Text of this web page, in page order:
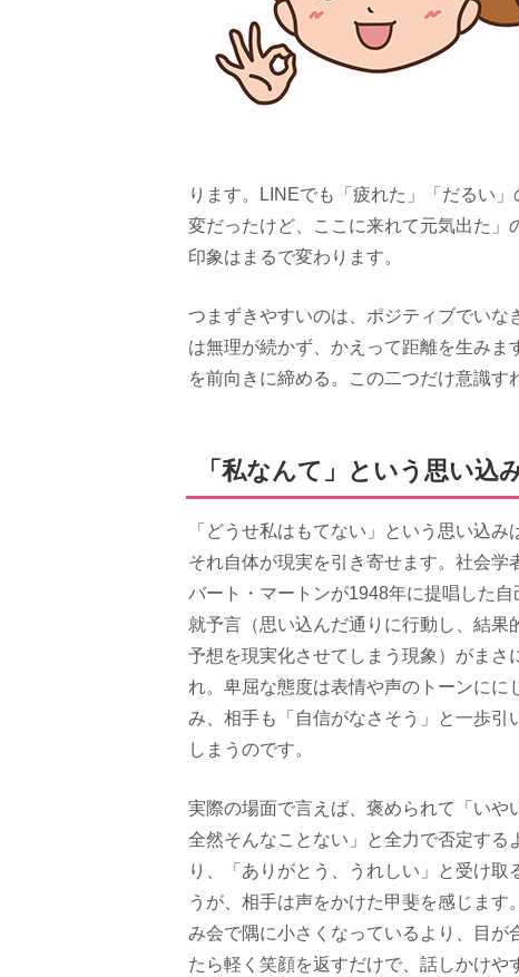
ります。LINEでも「疲れた」「だるい
変だったけど、ここに来れて元気出た」
印象はまるで変わります。
つまずきやすいのは、ポジティブでい
は無理が続かず、かえって距離を生み
を前向きに締める。この二つだけ意識す
「私なんて」という思い込
「どうせ私はもてない」という思い込み
それ自体が現実を引き寄せます。社会学
バート・マートンが1948年に提唱した自
就予言（思い込んだ通りに行動し、結果
予想を現実化させてしまう現象）がまさ
れ。卑屈な態度は表情や声のトーンにに
み、相手も「自信がなさそう」と一歩引
しまうのです。
実際の場面で言えば、褒められて「いや
全然そんなことない」と全力で否定する
り、「ありがとう、うれしい」と受け取
うが、相手は声をかけた甲斐を感じます
み会で隅に小さくなっているより、目が
たら軽く笑顔を返すだけで、話しかけや